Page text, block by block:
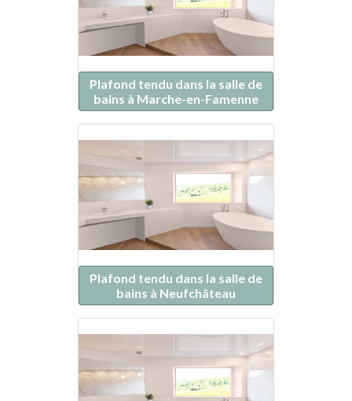
Plafond tendu dans la salle de
bains à Marche-en-Famenne
Plafond tendu dans la salle de
bains à Neufchâteau